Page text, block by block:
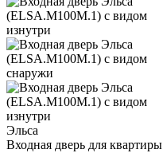
Эльса
Входная дверь для квартиры